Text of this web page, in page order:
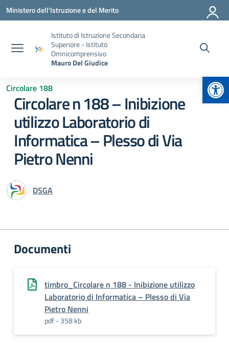
Vai ai contenuti
Vai al menu di navigazione
Vai al footer
Ministero dell'Istruzione e del Merito
Istituto di Istruzione Secondaria
Superiore - Istituto
Omnicomprensivo
Mauro Del Giudice
Circolare 188
Circolare n 188 – Inibizione
utilizzo Laboratorio di
Informatica – Plesso di Via
Pietro Nenni
DSGA
Documenti
timbro_Circolare n 188 - Inibizione utilizzo
Laboratorio di Informatica – Plesso di Via
Pietro Nenni
pdf - 358 kb